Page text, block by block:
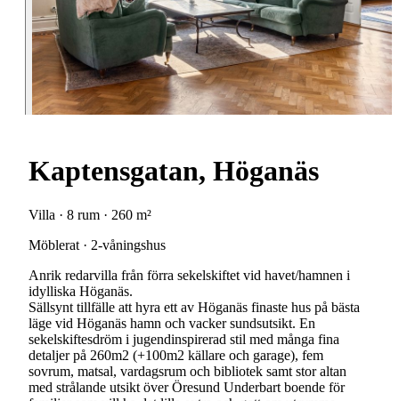
Kaptensgatan, Höganäs
Villa · 8 rum · 260 m²
Möblerat · 2-våningshus
Anrik redarvilla från förra sekelskiftet vid havet/hamnen i
idylliska Höganäs.
Sällsynt tillfälle att hyra ett av Höganäs finaste hus på bästa
läge vid Höganäs hamn och vacker sundsutsikt. En
sekelskiftesdröm i jugendinspirerad stil med många fina
detaljer på 260m2 (+100m2 källare och garage), fem
sovrum, matsal, vardagsrum och bibliotek samt stor altan
med strålande utsikt över Öresund Underbart boende för